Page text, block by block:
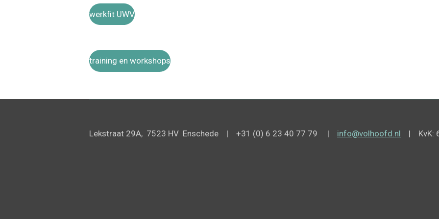
werkfit UWV
training en workshops
Lekstraat 29A, 7523 HV Enschede | +31 (0) 6 23 40 77 79 | info@volhoofd.nl | KvK: